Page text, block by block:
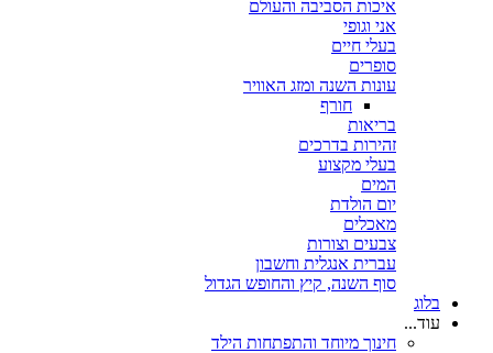
איכות הסביבה והעולם
אני וגופי
בעלי חיים
סופרים
עונות השנה ומזג האוויר
חורף
בריאות
זהירות בדרכים
בעלי מקצוע
המים
יום הולדת
מאכלים
צבעים וצורות
עברית אנגלית וחשבון
סוף השנה, קיץ והחופש הגדול
בלוג
עוד...
חינוך מיוחד והתפתחות הילד